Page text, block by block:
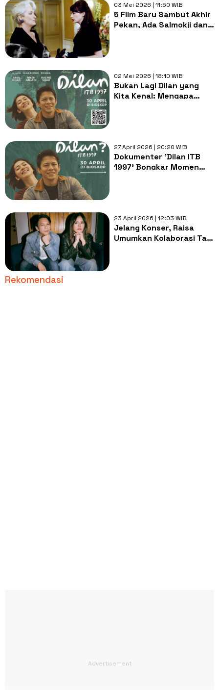
03 Mei 2026 | 11:50 WIB
5 Film Baru Sambut Akhir
Pekan, Ada Salmokji dan
02 Mei 2026 | 18:10 WIB
Bukan Lagi Dilan yang
Kita Kenal: Mengapa
27 April 2026 | 20:20 WIB
Dokumenter 'Dilan ITB
1997' Bongkar Momen
23 April 2026 | 12:03 WIB
Jelang Konser, Raisa
Umumkan Kolaborasi Tak
Rekomendasi